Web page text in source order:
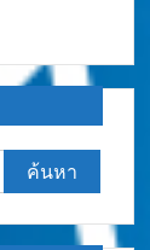
ค้นหา
สำหรับ: